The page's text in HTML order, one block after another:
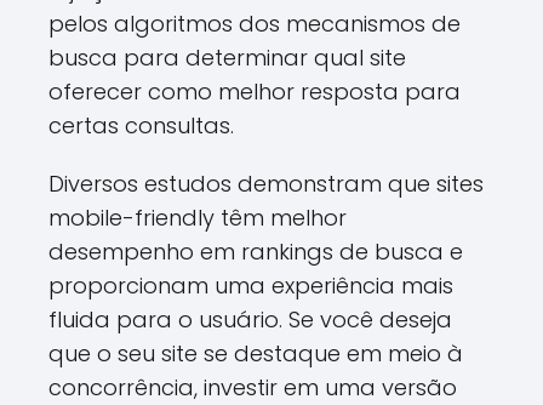
pelos algoritmos dos mecanismos de
busca para determinar qual site
oferecer como melhor resposta para
certas consultas.
Diversos estudos demonstram que sites
mobile-friendly têm melhor
desempenho em rankings de busca e
proporcionam uma experiência mais
fluida para o usuário. Se você deseja
que o seu site se destaque em meio à
concorrência, investir em uma versão